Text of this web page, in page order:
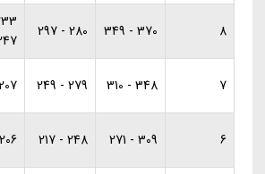
8
370 - 349
280 - 297
7
348 - 310
279 - 249
- 232
6
309 - 271
248 - 217
206 - 181